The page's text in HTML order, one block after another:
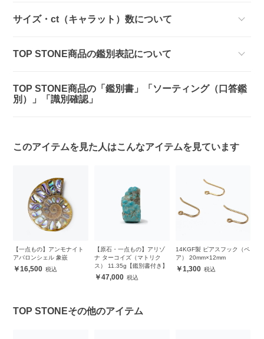
サイズ・ct（キャラット）数について
TOP STONE商品の鑑別表記について
TOP STONE商品の「鑑別書」「ソーティング（口答鑑
別）」「識別確認」
このアイテムを見た人はこんなアイテムを見ています
【一点もの】アンモナイト
アバロンシェル 象嵌
16,500
【原石・一点もの】アリゾ
ナ ターコイズ（マトリク
ス） 11.35g【鑑別書付き】
47,000
14KGF製 ピアスフック（ペ
ア） 20mm×12mm
1,300
TOP STONEその他のアイテム